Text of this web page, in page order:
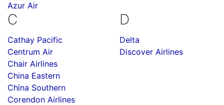
Azur Air
C
Cathay Pacific
Centrum Air
Chair Airlines
China Eastern
China Southern
Corendon Airlines
D
Delta
Discover Airlines